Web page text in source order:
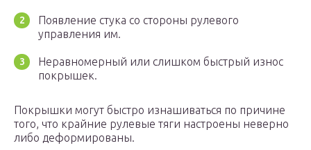
Появление стука со стороны рулевого
управления им.
Неравномерный или слишком быстрый износ
покрышек.
Покрышки могут быстро изнашиваться по причине
того, что крайние рулевые тяги настроены неверно
либо деформированы.